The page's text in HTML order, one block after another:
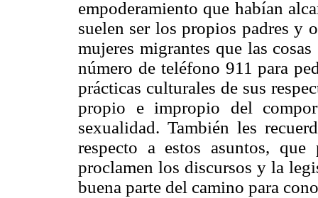
empoderamiento que habían
suelen ser los propios padres y
mujeres migrantes que las
número de teléfono 911 para
prácticas culturales de sus
propio e impropio del
sexualidad. También les
respecto a estos asuntos,
proclamen los discursos y la
buena parte del camino para